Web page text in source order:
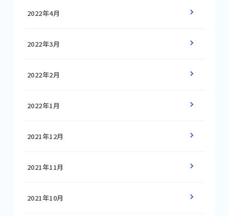
2022年4月
2022年3月
2022年2月
2022年1月
2021年12月
2021年11月
2021年10月